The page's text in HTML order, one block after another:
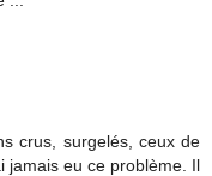
crus, surgelés, ceux de
jamais eu ce problème. Il